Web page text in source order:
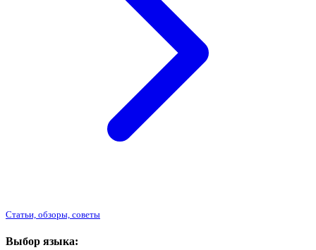
Статьи, обзоры, советы
Выбор языка: